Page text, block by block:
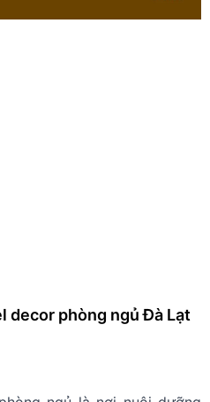
decor phòng ngủ Đà Lạt